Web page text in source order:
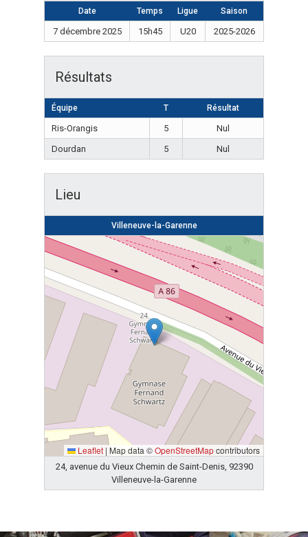
Date Temps Ligue Saison
7 décembre 2025 15h45 U20 2025-2026
Résultats
Équipe T Résultat
Ris-Orangis 5
Nul
Dourdan
5 Nul
Lieu
Villeneuve-la-Garenne
Leaflet | Map data ©OpenStreetMapcontributors
24, avenue du Vieux Chemin de Saint-Denis, 92390
Villeneuve-la-Garenne